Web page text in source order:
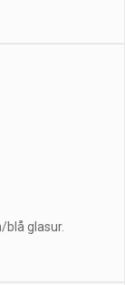
blå glasur.